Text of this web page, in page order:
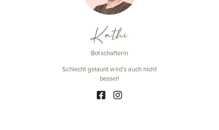
Kathi
Botschafterin
Schlecht gelaunt wird’s auch nicht
besser!